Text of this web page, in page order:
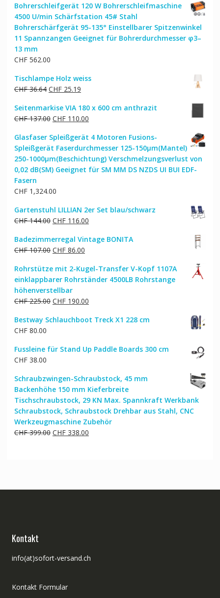
Bohrerschleifgerät 120 W Bohrerschleifmaschine
4500 U/min Schärfstation 45# Stahl
Bohrerschärfgerät 95-135° Einstellbarer Spitzenwinkel
11 Spannzangen Geeignet für Bohrerdurchmesser φ3–
13 mm
CHF562.00
Tischlampe Holz weiss
CHF36.64 Ursprünglicher
war:
CHF 36.64
CHF25.19Aktueller
ist:
CHF 25.19.
Seitenmarkise VIA 180 x 600 cm anthrazit
CHF137.00 Ursprünglicher
war:
CHF 137.00
CHF110.00Aktueller
ist:
CHF 110.00.
Glasfaser Spleißgerät 4 Motoren Fusions-
Spleißgerät Faserdurchmesser 125-150μm(Mantel)
250-1000μm(Beschichtung) Verschmelzungsverlust von
0,02 dB(SM) Geeignet für SM MM DS NZDS UI BUI EDF-
Fasern
CHF1,324.00
Gartenstuhl LILLIAN 2er Set blau/schwarz
CHF144.00 Ursprünglicher
war:
CHF 144.00
CHF116.00Aktueller
ist:
Badezimmerregal Vintage BONITA
CHF107.00 Ursprünglicher
war:
CHF 107.00
CHF86.00Aktueller
ist:
CHF 86.00.
Rohrstütze mit 2-Kugel-Transfer V-Kopf 1107A
einklappbarer Rohrständer 4500LB Rohrstange
höhenverstellbar
CHF225.00 Ursprünglicher
war:
CHF190.00Aktueller
ist:
Bestway Schlauchboot Treck X1 228 cm
CHF80.00
Fussleine für Stand Up Paddle Boards 300 cm
CHF38.00
Schraubzwingen-Schraubstock, 45 mm
Backenhöhe 150 mm Kieferbreite
Tischschraubstock, 29 KN Max. Spannkraft Werkbank
Schraubstock, Schraubstock Drehbar aus Stahl, CNC
Werkzeugmaschine Zubehör
CHF399.00 Ursprünglicher
CHF338.00Aktueller
Kontakt
info(at)sofort-versand.ch
Kontakt Formular